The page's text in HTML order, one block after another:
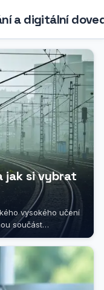
a digitální
jak si vybrat
vysokého učení
součást